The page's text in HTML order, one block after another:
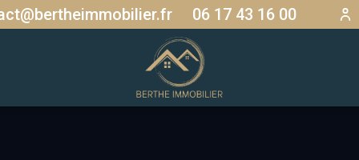
06 17 43 16 00